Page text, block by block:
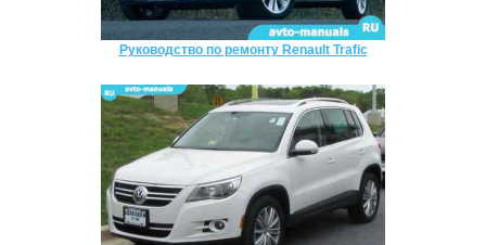
Руководство по ремонту Renault Trafic